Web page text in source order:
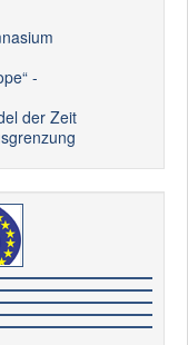
-
der Zeit